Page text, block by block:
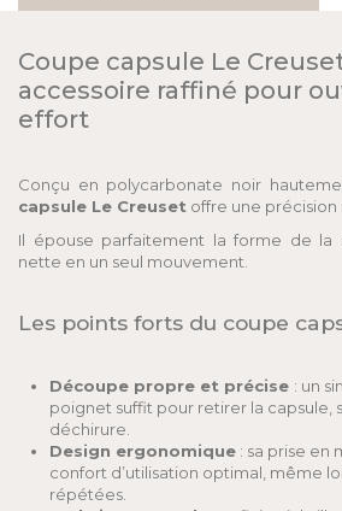
Coupe capsule Le
accessoire raffiné pour
effort
Conçu en polycarbonate noir
capsule Le Creuset offre une précision
Il épouse parfaitement la forme de la
nette en un seul mouvement.
Les points forts du coupe
Découpe propre et précise : un
poignet suffit pour retirer la capsule,
déchirure.
Design ergonomique : sa prise en
confort d’utilisation optimal, même
répétées.